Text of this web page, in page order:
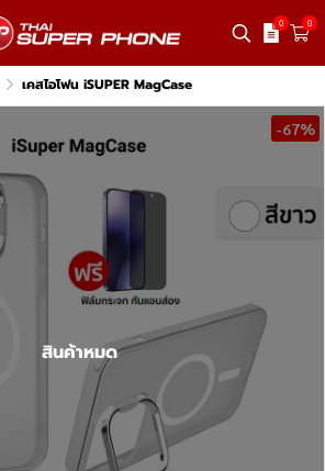
0 0
เคสไอโฟน iSUPER MagCase
-67%
สินค้าหมด